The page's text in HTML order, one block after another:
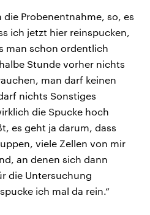
die Probenentnahme, so, es
ich jetzt hier reinspucken,
man schon ordentlich
Stunde vorher nichts
man darf keinen
nichts Sonstiges
die Spucke hoch
es geht ja darum, dass
viele Zellen von mir
an denen sich dann
die Untersuchung
ich mal da rein.“